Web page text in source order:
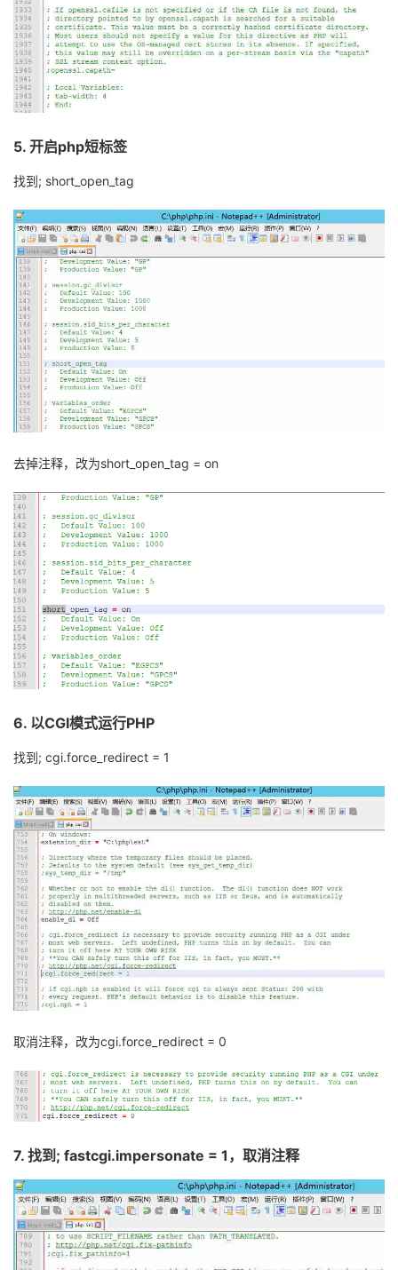
5. 开启php短标签
找到; short_open_tag
去掉注释，改为short_open_tag = on
6. 以CGI模式运行PHP
找到; cgi.force _redirect = 1
取消注释，改为cgi.force_redirect = 0
7. 找到 ; fastcgi.impersonate = 1 ，取消注释